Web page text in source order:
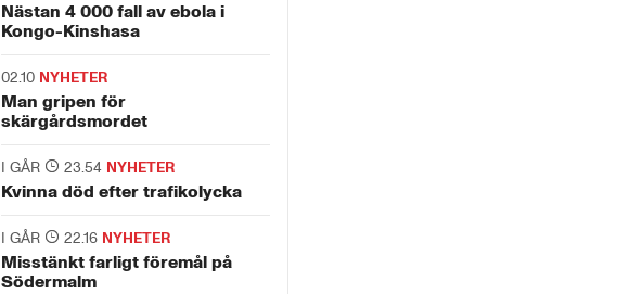
Nästan 4 000 fall av ebola i
Kongo-Kinshasa
02.10 NYHETER
Man gripen för
skärgårdsmordet
I GÅR 23.54 NYHETER
Kvinna död efter trafikolycka
I GÅR 22.16 NYHETER
Misstänkt farligt föremål på
Södermalm